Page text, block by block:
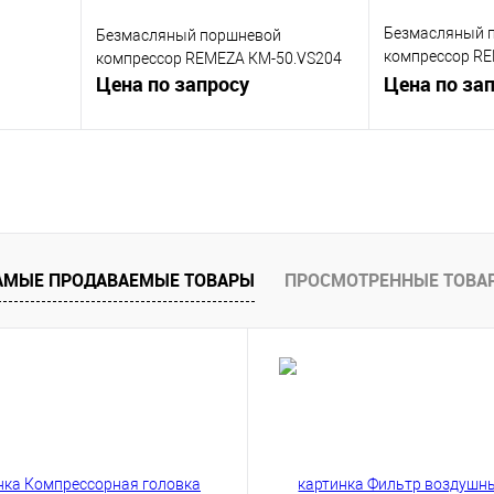
Безмасляный поршневой
компрессор REMEZA КМ-50.VS204
Цена по запросу
Безмасляный
компрессор
КМ-
Цена по
ПРОДАВАЕМЫЕ ТОВАРЫ ПРОСМОТРЕННЫЕ